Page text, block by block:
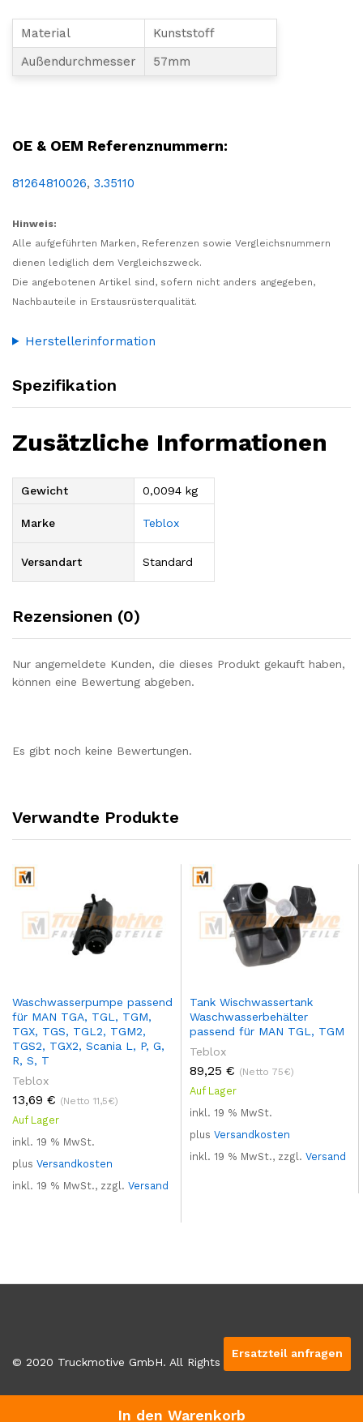
In den Warenkorb
Material
Kunststoff
Außendurchmesser
57mm
OE & OEM Referenznummern:
81264810026, 3.35110
Hinweis:
Alle aufgeführten Marken, Referenzen sowie Vergleichsnummern
dienen lediglich dem Vergleichszweck.
Die angebotenen Artikel sind, sofern nicht anders angegeben,
Nachbauteile in Erstausrüsterqualität.
Herstellerinformation
Spezifikation
Zusätzliche Informationen
Gewicht 0,0094 kg
Marke Teblox
Versandart Standard
Rezensionen (0)
Nur angemeldete Kunden, die dieses Produkt gekauft haben,
können eine Bewertung abgeben.
Es gibt noch keine Bewertungen.
Verwandte Produkte
Waschwasserpumpe passend
für MAN TGA, TGL, TGM,
TGX, TGS, TGL2, TGM2,
TGS2, TGX2, Scania L, P, G,
R, S, T
Teblox
13,69 € (Netto 11,5€)
Auf Lager
inkl. 19 % MwSt.
plus Versandkosten
inkl. 19 % MwSt., zzgl. Versand
Tank Wischwassertank
Waschwasserbehälter
passend für MAN TGL, TGM
Teblox
89,25 € (Netto 75€)
Auf Lager
inkl. 19 % MwSt.
plus Versandkosten
inkl. 19 % MwSt., zzgl. Versand
© 2020 Truckmotive GmbH. All Rights Reserved
Ersatzteil anfragen